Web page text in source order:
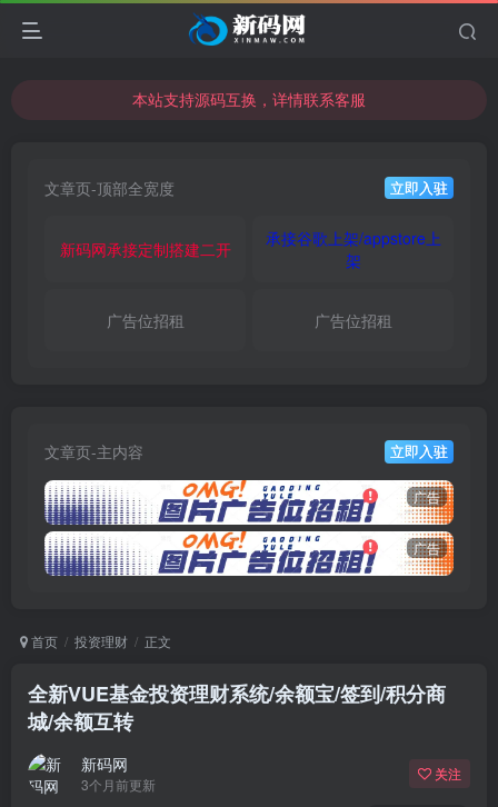
本站支持源码互换，详情联系客服
本站支持源码互换，详情联系客服
文章页-顶部全宽度 立即入驻
新码网承接定制搭建二开
承接谷歌上架/appstore上
架
广告位招租 广告位招租
文章页-主内容 立即入驻
广告
广告
首页 投资理财 正文
全新VUE基金投资理财系统/余额宝/签到/积分商
城/余额互转
新码网
3个月前更新
关注